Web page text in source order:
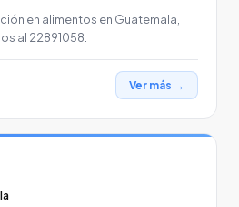
en alimentos en Guatemala,
al 22891058.
Ver más →